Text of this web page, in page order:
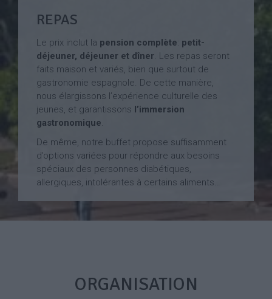
REPAS
Le prix inclut la pension complète: petit-
déjeuner, déjeuner et dîner. Les repas seront
faits maison et variés, bien que surtout de
gastronomie espagnole. De cette manière,
nous élargissons l’expérience culturelle des
jeunes, et garantissons l’immersion
gastronomique.
De même, notre buffet propose suffisamment
d’options variées pour répondre aux besoins
spéciaux des personnes diabétiques,
allergiques, intolérantes à certains aliments…
ORGANISATION